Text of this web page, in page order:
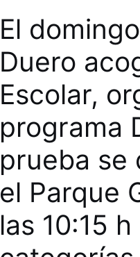
El
Duero
Escolar,
programa
prueba se
el Parque
las 10:15